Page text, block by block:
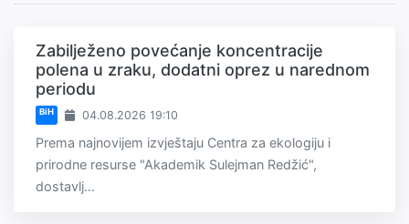
Zabilježeno povećanje koncentracije
polena u zraku, dodatni oprez u narednom
periodu
BiH 04.08.2026 19:10
Prema najnovijem izvještaju Centra za ekologiju i
prirodne resurse "Akademik Sulejman Redžić",
dostavlj...